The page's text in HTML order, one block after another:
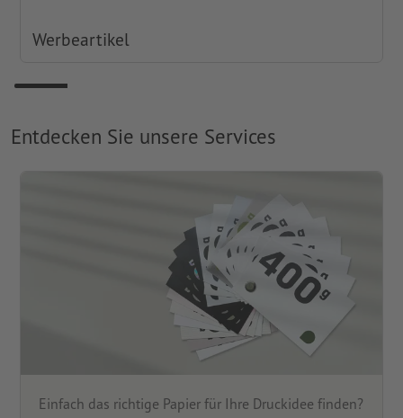
Werbeartikel
Entdecken Sie unsere Services
Einfach das richtige Papier für Ihre Druckidee finden?